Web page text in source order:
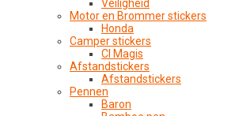
Veiligheid
Motor en Brommer stickers
Honda
Camper stickers
CI Magis
Afstandstickers
Afstandstickers
Pennen
Baron